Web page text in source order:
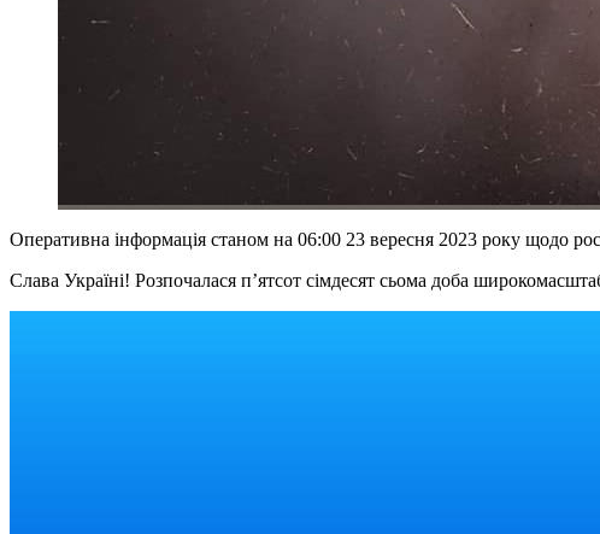
Оперативна інформація станом на 06:00 23 вересня 2023 року щодо
Слава Україні! Розпочалася п’ятсот сімдесят сьома доба